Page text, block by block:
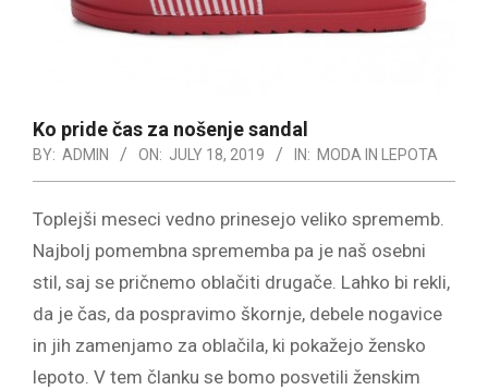
Ko pride čas za nošenje sandal
BY: ADMIN ON: JULY 18, 2019 IN: MODA IN LEPOTA
Toplejši meseci vedno prinesejo veliko sprememb.
Najbolj pomembna sprememba pa je naš osebni
stil, saj se pričnemo oblačiti drugače. Lahko bi rekli,
da je čas, da pospravimo škornje, debele nogavice
in jih zamenjamo za oblačila, ki pokažejo žensko
lepoto. V tem članku se bomo posvetili ženskim